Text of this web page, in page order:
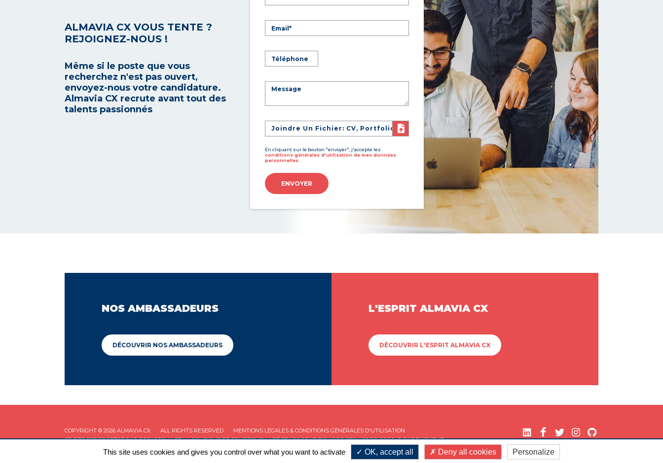
ALMAVIA CX VOUS TENTE ?
REJOIGNEZ-NOUS !
Même si le poste que vous
recherchez n'est pas ouvert,
envoyez-nous votre candidature.
Almavia CX recrute avant tout des
talents passionnés
Joindre Un Fichier: CV, Portfolio
En cliquant sur le bouton "envoyer", j'accepte les
conditions générales d'utilisation de mes données
personnelles.
ENVOYER
NOS AMBASSADEURS
DÉCOUVRIR NOS AMBASSADEURS
L'ESPRIT ALMAVIA CX
DÉCOUVRIR L'ESPRIT ALMAVIA CX
COPYRIGHT © 2026 ALMAVIA CX ALL RIGHTS RESERVED
MENTIONS LÉGALES & CONDITIONS GÉNÉRALES D'UTILISATION
CE SITE EST PROTÉGÉ PAR RECAPTCHA ET LAPOLITIQUE DE CONFIDENTIALITÉET LESCONDITIONS DE SERVICEDE GOOGLE S'APPLIQUENT.
This site uses cookies and gives you control over what you want to activate OK, accept all Deny all cookies Personalize